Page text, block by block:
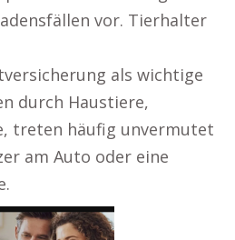
vor. Tierhalter
als wichtige
durch Haustiere,
treten häufig unvermutet
am Auto oder eine